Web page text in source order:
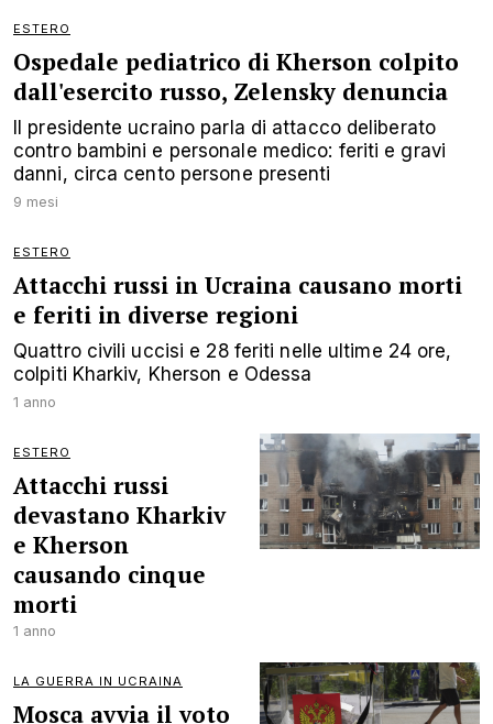
ESTERO
Ospedale pediatrico di Kherson colpito
dall'esercito russo, Zelensky denuncia
Il presidente ucraino parla di attacco deliberato
contro bambini e personale medico: feriti e gravi
danni, circa cento persone presenti
9 mesi
ESTERO
Attacchi russi in Ucraina causano morti
e feriti in diverse regioni
Quattro civili uccisi e 28 feriti nelle ultime 24 ore,
colpiti Kharkiv, Kherson e Odessa
1 anno
ESTERO
Attacchi russi
devastano Kharkiv
e Kherson
causando cinque
morti
1 anno
LA GUERRA IN UCRAINA
Mosca avvia il voto